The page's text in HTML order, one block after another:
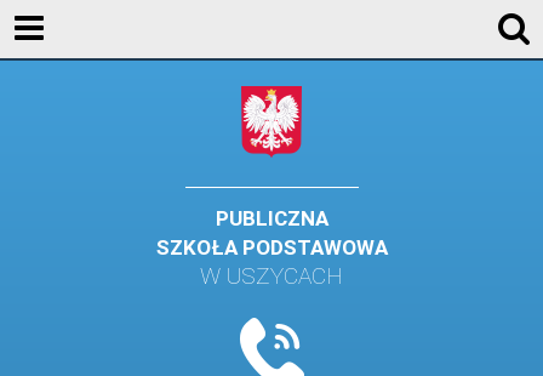
PUBLICZNA
SZKOŁA PODSTAWOWA
W USZYCACH